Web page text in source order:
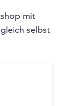
mit
selbst